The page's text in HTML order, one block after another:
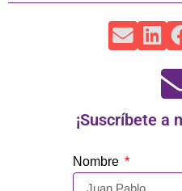
¡Suscríbete a
Nombre